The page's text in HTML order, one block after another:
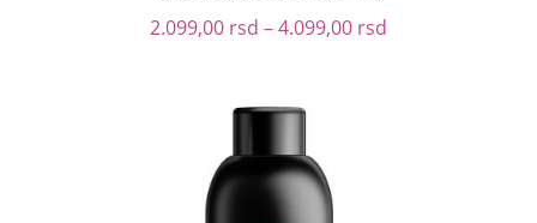
2.099,00 rsd –4.099,00 rsd